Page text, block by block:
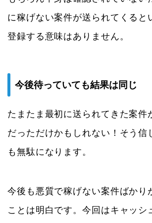
に稼げない案件が送られてくると
登録する意味はありません。
今後待っていても結果は同じ
たまたま最初に送られてきた案件
だっただけかもしれない！そう信
も無駄になります。
今後も悪質で稼げない案件ばかり
ことは明白です。今回はキャッシ